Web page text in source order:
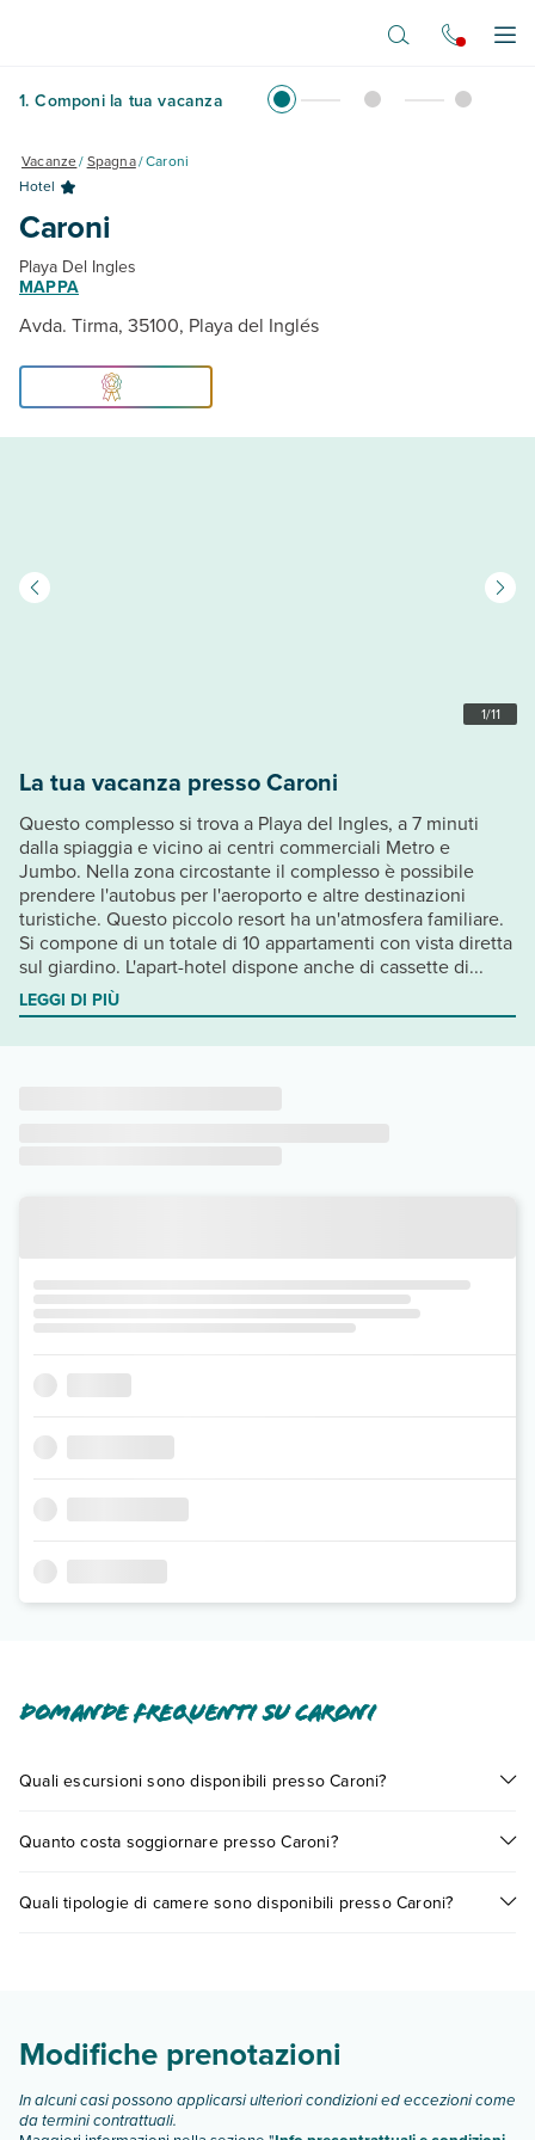
1. Componi la tua vacanza
Vacanze/Spagna/Caroni
Hotel
Caroni
Playa Del Ingles
MAPPA
Avda. Tirma, 35100, Playa del Inglés
1/11
La tua vacanza presso Caroni
Questo complesso si trova a Playa del Ingles, a 7 minuti
dalla spiaggia e vicino ai centri commerciali Metro e
Jumbo. Nella zona circostante il complesso è possibile
prendere l'autobus per l'aeroporto e altre destinazioni
turistiche. Questo piccolo resort ha un'atmosfera familiare.
Si compone di un totale di 10 appartamenti con vista diretta
sul giardino. L'apart-hotel dispone anche di cassette di...
LEGGI DI PIÙ
Domande frequenti su Caroni
Quali escursioni sono disponibili presso Caroni?
presso Caroni. Scoprile tutte nellasezione dedicata
o contatta
appuntamento
Quanto costa soggiornare presso Caroni?
date, condizioni dell'hotel, ecc). Per consultare i prezzi,
Quali tipologie di camere sono disponibili presso Caroni?
Modifiche prenotazioni
In alcuni casi possono applicarsi ulteriori condizioni ed eccezioni come
da termini contrattuali.